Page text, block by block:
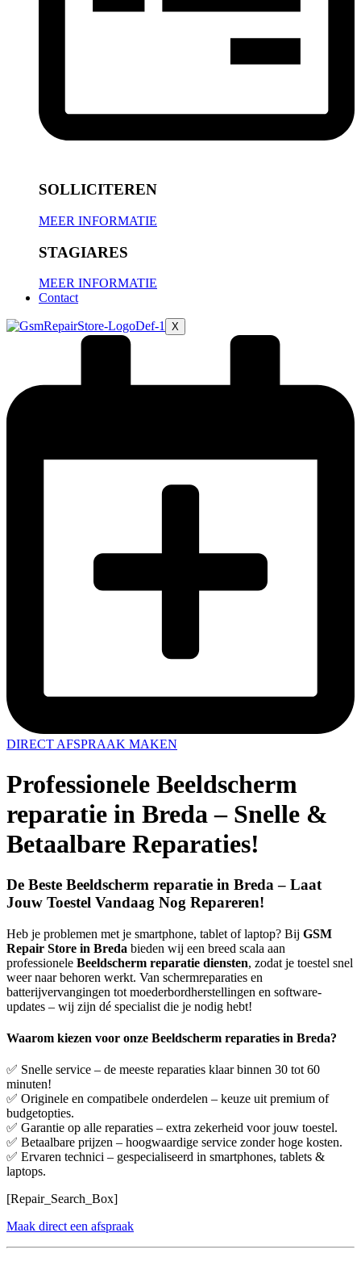
SOLLICITEREN
MEER INFORMATIE
STAGIARES
MEER INFORMATIE
Contact
X
DIRECT AFSPRAAK MAKEN
Professionele Beeldscherm
reparatie in Breda – Snelle &
Betaalbare Reparaties!
De Beste Beeldscherm reparatie in Breda – Laat
Jouw Toestel Vandaag Nog Repareren!
Heb je problemen met je smartphone, tablet of laptop? Bij GSM
Repair Store in Breda bieden wij een breed scala aan
professionele Beeldscherm reparatie diensten, zodat je toestel snel
weer naar behoren werkt. Van schermreparaties en
batterijvervangingen tot moederbordherstellingen en software-
updates – wij zijn dé specialist die je nodig hebt!
Waarom kiezen voor onze Beeldscherm reparaties in Breda?
✅ Snelle service – de meeste reparaties klaar binnen 30 tot 60
minuten!
✅ Originele en compatibele onderdelen – keuze uit premium of
budgetopties.
✅ Garantie op alle reparaties – extra zekerheid voor jouw toestel.
✅ Betaalbare prijzen – hoogwaardige service zonder hoge kosten.
✅ Ervaren technici – gespecialiseerd in smartphones, tablets &
laptops.
[Repair_Search_Box]
Maak direct een afspraak